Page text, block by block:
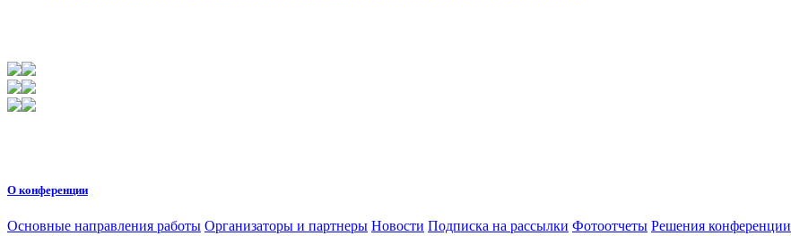
О конференции
Основные направления работы Организаторы и партнеры Новости Подписка на рассылки Фотоотчеты Решения конференции